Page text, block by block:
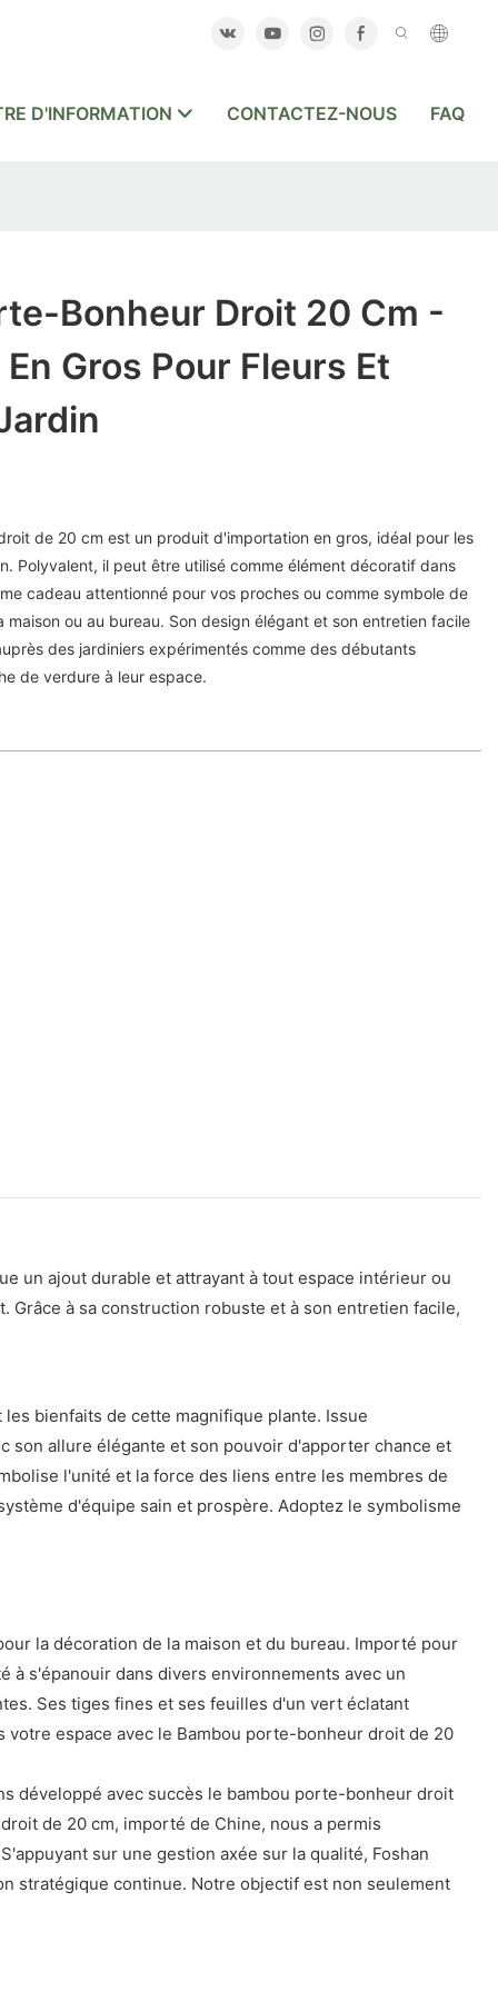
D'INFORMATION CONTACTEZ-NOUS FAQ
Bonheur Droit 20 Cm -
Gros Pour Fleurs Et
de 20 cm est un produit d'importation en gros, idéal pour les
Polyvalent, il peut être utilisé comme élément décoratif dans
cadeau attentionné pour vos proches ou comme symbole de
ou au bureau. Son design élégant et son entretien facile
des jardiniers expérimentés comme des débutants
de verdure à leur espace.
un ajout durable et attrayant à tout espace intérieur ou
à sa construction robuste et à son entretien facile,
bienfaits de cette magnifique plante. Issue
son allure élégante et son pouvoir d'apporter chance et
l'unité et la force des liens entre les membres de
d'équipe sain et prospère. Adoptez le symbolisme
la décoration de la maison et du bureau. Importé pour
à s'épanouir dans divers environnements avec un
Ses tiges fines et ses feuilles d'un vert éclatant
espace avec le Bambou porte-bonheur droit de 20
développé avec succès le bambou porte-bonheur droit
de 20 cm, importé de Chine, nous a permis
sur une gestion axée sur la qualité, Foshan
stratégique continue. Notre objectif est non seulement